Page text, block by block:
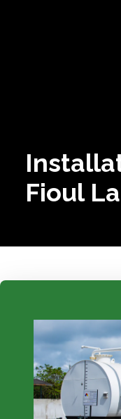
Fioul